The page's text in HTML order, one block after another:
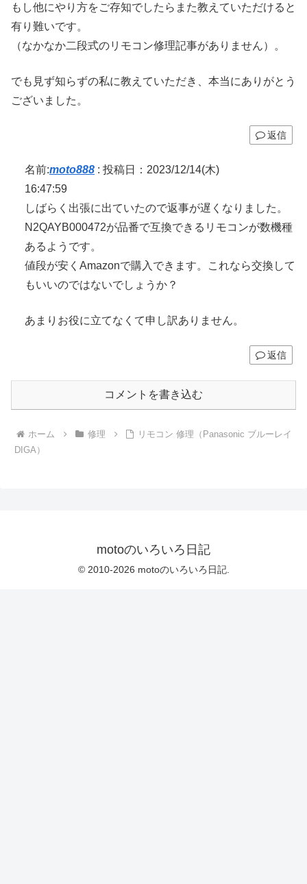
もし他にやり方をご存知でしたらまた教えていただけると
有り難いです。
（なかなか二段式のリモコン修理記事がありません）。
でも見ず知らずの私に教えていただき、本当にありがとう
ございました。
返信
名前:moto888 : 投稿日：2023/12/14(木)
16:47:59
しばらく出張に出ていたので返事が遅くなりました。
N2QAYB000472が品番で互換できるリモコンが数機種
あるようです。
値段が安くAmazonで購入できます。これなら交換して
もいいのではないでしょうか？
あまりお役に立てなくて申し訳ありません。
返信
コメントを書き込む
ホーム 修理
リモコン 修理（Panasonic ブルーレイ
DIGA）
motoのいろいろ日記
© 2010-2026 motoのいろいろ日記.